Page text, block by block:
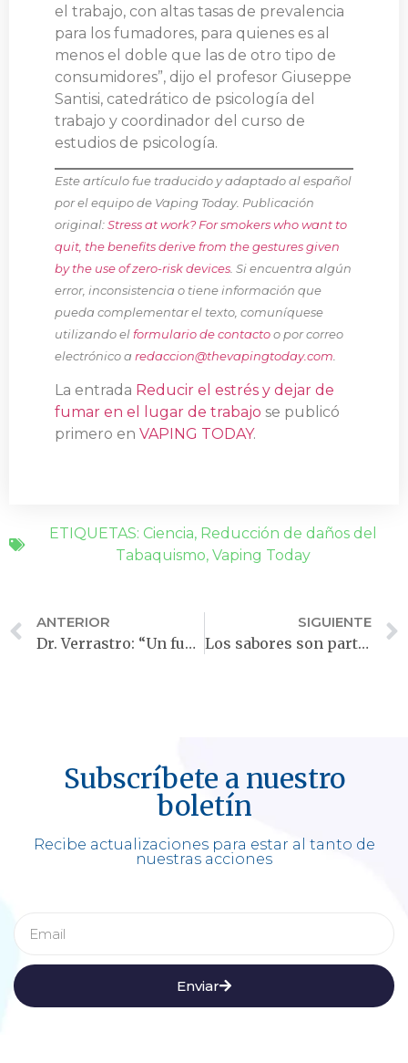
el trabajo, con altas tasas de prevalencia
para los fumadores, para quienes es al
menos el doble que las de otro tipo de
consumidores”, dijo el profesor Giuseppe
Santisi, catedrático de psicología del
trabajo y coordinador del curso de
estudios de psicología.
Este artículo fue traducido y adaptado al español
por el equipo de Vaping Today. Publicación
original:Stress at work? For smokers who want to
quit, the benefits derive from the gestures given
by the use of zero-risk devices . Si encuentra algún
error, inconsistencia o tiene información que
pueda complementar el texto, comuníquese
utilizando elformulario de contactoo por correo
electrónico a redaccion@thevapingtoday.com
La entrada Reducir el estrés y dejar de
fumar en el lugar de trabajo se publicó
primero en VAPING TODAY.
ETIQUETAS: Ciencia, Reducción de daños del
Tabaquismo, Vaping Today
ANTERIOR
Dr. Verrastro: “Un fumador es un paciente, y aunque pueda parecer sano no lo está”
SIGUIENTE
Los sabores son parte fundamental del vapeo; ¿tienen razón quienes los atacan?
Subscríbete a nuestro
boletín
Recibe actualizaciones para estar al tanto de
nuestras acciones
Enviar